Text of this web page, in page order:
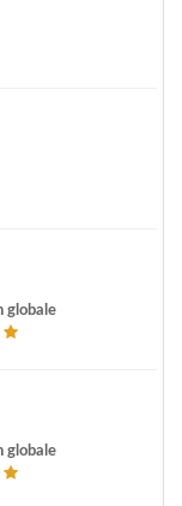
globale
globale